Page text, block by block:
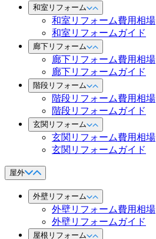
和室リフォーム
和室リフォーム費用相場
和室リフォームガイド
廊下リフォーム
廊下リフォーム費用相場
廊下リフォームガイド
階段リフォーム
階段リフォーム費用相場
階段リフォームガイド
玄関リフォーム
玄関リフォーム費用相場
玄関リフォームガイド
屋外
外壁リフォーム
外壁リフォーム費用相場
外壁リフォームガイド
屋根リフォーム